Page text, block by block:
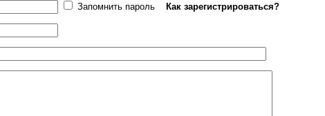
Запомнить пароль
Как зарегистрироваться?